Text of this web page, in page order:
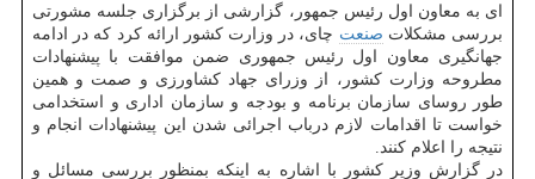
ای به معاون اول رئیس جمهور، گزارشی از برگزاری جلسه مشورتی
بررسی مشکلات صنعت چای، در وزارت کشور ارائه کرد که در ادامه
جهانگیری معاون اول رئیس جمهوری ضمن موافقت با پیشنهادات
مطروحه وزارت کشور، از وزرای جهاد کشاورزی و صمت و همین
طور روسای سازمان برنامه و بودجه و سازمان اداری و استخدامی
خواست تا اقدامات لازم درباب اجرائی شدن این پیشنهادات انجام و
نتیجه را اعلام کنند.
در گزارش وزیر کشور با اشاره به اینکه بمنظور بررسی مسائل و